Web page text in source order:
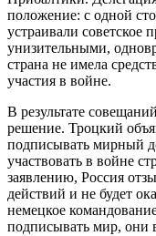
положение: с одной
устраивали советское
унизительными,
страна не имела
участия в войне.
В результате
решение. Троцкий
подписывать мирный
участвовать в войне
заявлению, Россия
действий и не будет
немецкое
подписывать мир, они